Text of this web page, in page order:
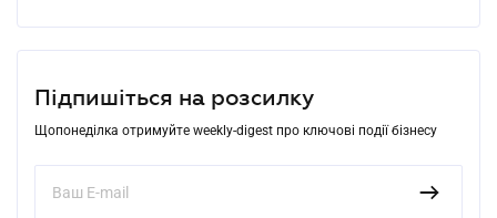
Підпишіться на розсилку
Щопонеділка отримуйте weekly-digest про ключові події бізнесу